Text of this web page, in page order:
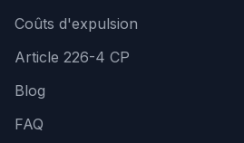
Coûts d'expulsion
Article 226-4 CP
Blog
FAQ